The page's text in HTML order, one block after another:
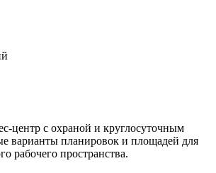
центр с охраной и круглосуточным
варианты планировок и площадей для
рабочего пространства.